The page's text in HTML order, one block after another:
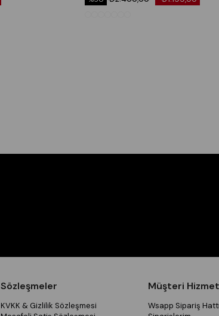
Sözleşmeler
KVKK & Gizlilik Sözleşmesi
Müşteri
Wsapp Sipariş Hattı